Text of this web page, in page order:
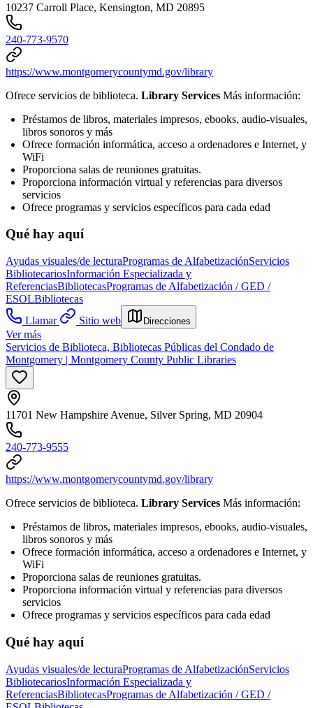
10237 Carroll Place, Kensington, MD 20895
240-773-9570
https://www.montgomerycountymd.gov/library
Ofrece servicios de biblioteca. Library Services Más información:
Préstamos de libros, materiales impresos, ebooks, audio-visuales,
libros sonoros y más
Ofrece formación informática, acceso a ordenadores e Internet, y
WiFi
Proporciona salas de reuniones gratuitas.
Proporciona información virtual y referencias para diversos
servicios
Ofrece programas y servicios específicos para cada edad
Qué hay aquí
Ayudas visuales/de lecturaProgramas de AlfabetizaciónServicios
BibliotecariosInformación Especializada y
ReferenciasBibliotecasProgramas de Alfabetización / GED /
ESOLBibliotecas
Llamar
Sitio web Direcciones
Ver más
Servicios de Biblioteca, Bibliotecas Públicas del Condado de
Montgomery | Montgomery County Public Libraries
11701 New Hampshire Avenue, Silver Spring, MD 20904
240-773-9555
https://www.montgomerycountymd.gov/library
Ofrece servicios de biblioteca. Library Services Más información:
Préstamos de libros, materiales impresos, ebooks, audio-visuales,
libros sonoros y más
Ofrece formación informática, acceso a ordenadores e Internet, y
WiFi
Proporciona salas de reuniones gratuitas.
Proporciona información virtual y referencias para diversos
servicios
Ofrece programas y servicios específicos para cada edad
Qué hay aquí
Ayudas visuales/de lecturaProgramas de AlfabetizaciónServicios
BibliotecariosInformación Especializada y
ReferenciasBibliotecasProgramas de Alfabetización / GED /